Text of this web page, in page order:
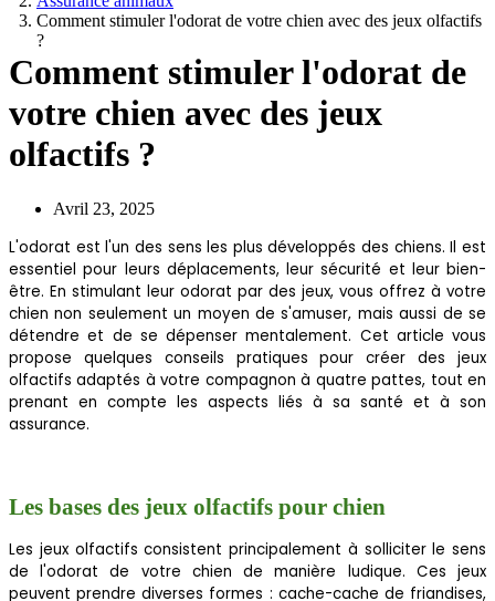
Comment stimuler l'odorat de votre chien avec des jeux olfactifs
?
Comment stimuler l'odorat de
votre chien avec des jeux
olfactifs ?
Avril 23, 2025
L'odorat est l'un des sens les plus développés des chiens. Il est
essentiel pour leurs déplacements, leur sécurité et leur bien-
être. En stimulant leur odorat par des jeux, vous offrez à votre
chien non seulement un moyen de s'amuser, mais aussi de se
détendre et de se dépenser mentalement. Cet article vous
propose quelques conseils pratiques pour créer des jeux
olfactifs adaptés à votre compagnon à quatre pattes, tout en
prenant en compte les aspects liés à sa santé et à son
assurance.
Les bases des jeux olfactifs pour chien
Les jeux olfactifs consistent principalement à solliciter le sens
de l'odorat de votre chien de manière ludique. Ces jeux
peuvent prendre diverses formes : cache-cache de friandises,